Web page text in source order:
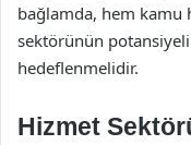
bağlamda, hem kamu
sektörünün
hedeflenmelidir.
Hizmet